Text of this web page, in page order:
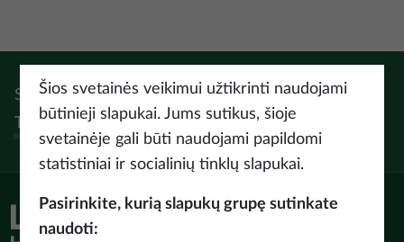
Sek:InstagramFacebookPinterest YoutubeThreads
Tiktok
Šios svetainės veikimui užtikrinti naudojami
būtinieji slapukai. Jums sutikus, šioje
svetainėje gali būti naudojami papildomi
statistiniai ir socialinių tinklų slapukai.
Pasirinkite, kurią slapukų grupę sutinkate
naudoti: